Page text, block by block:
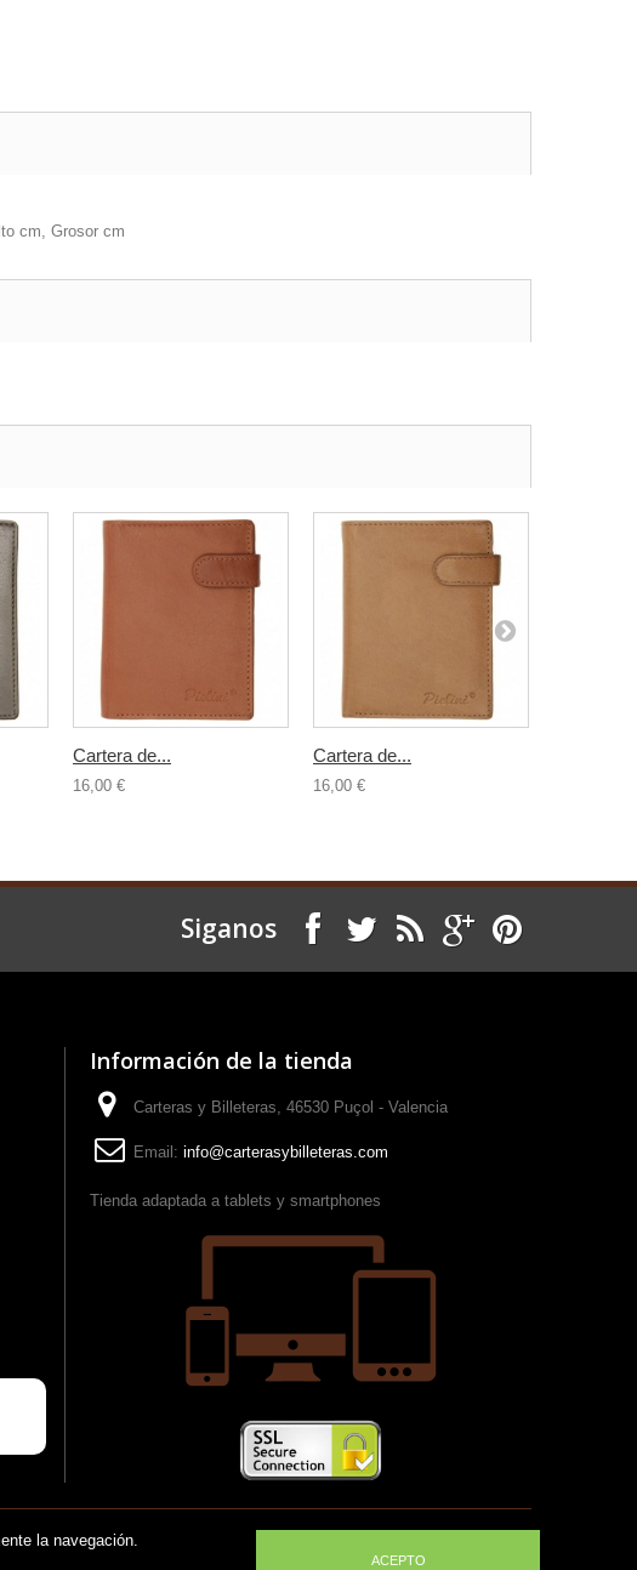
la navegación.
ACEPTO
cm, Grosor cm
Cartera de...
16,00 €
Cartera de...
16,00 €
Siganos
Información de la tienda
Carteras y Billeteras, 46530 Puçol - Valencia
Email: info@carterasybilleteras.com
Tienda adaptada a tablets y smartphones